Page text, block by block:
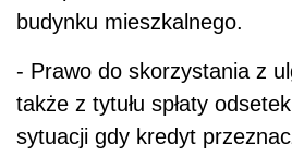
budynku mieszkalnego.
- Prawo do skorzystania z
także z tytułu spłaty
sytuacji gdy kredyt